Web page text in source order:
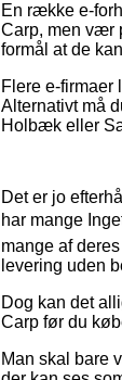
En række e-
Carp, men vær
formål at de
Flere e-firmaer
Alternativt må
Holbæk eller
Det er jo
har mange
mange af
levering uden
Dog kan det
Carp før du
Man skal bare